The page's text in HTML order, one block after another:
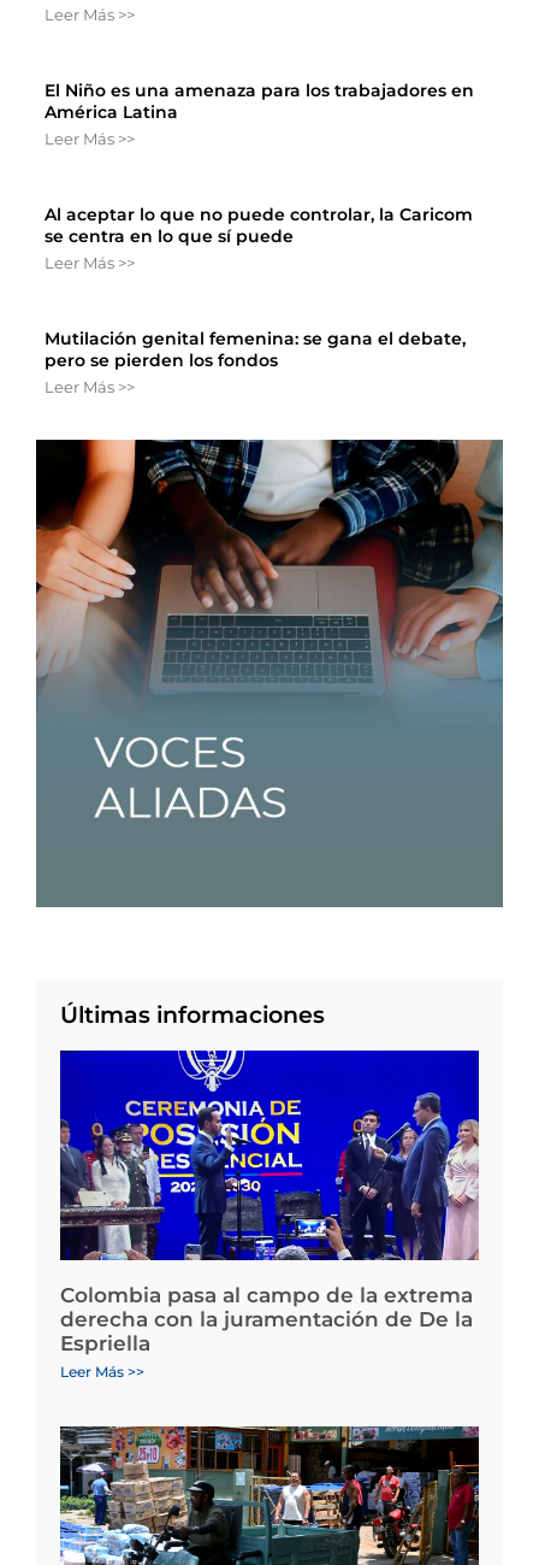
Leer Más >>
El Niño es una amenaza para los trabajadores en
América Latina
Leer Más >>
Al aceptar lo que no puede controlar, la Caricom
se centra en lo que sí puede
Leer Más >>
Mutilación genital femenina: se gana el debate,
pero se pierden los fondos
Leer Más >>
Últimas informaciones
Colombia pasa al campo de la extrema
derecha con la juramentación de De la
Espriella
Leer Más >>